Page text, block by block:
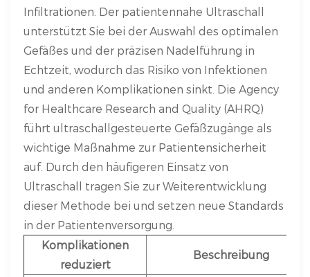
Infiltrationen. Der patientennahe Ultraschall
unterstützt Sie bei der Auswahl des optimalen
Gefäßes und der präzisen Nadelführung in
Echtzeit, wodurch das Risiko von Infektionen
und anderen Komplikationen sinkt. Die Agency
for Healthcare Research and Quality (AHRQ)
führt ultraschallgesteuerte Gefäßzugänge als
wichtige Maßnahme zur Patientensicherheit
auf. Durch den häufigeren Einsatz von
Ultraschall tragen Sie zur Weiterentwicklung
dieser Methode bei und setzen neue Standards
in der Patientenversorgung.
Komplikationen
reduziert
Beschreibung